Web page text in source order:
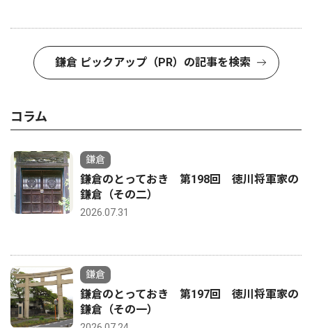
鎌倉 ピックアップ（PR）の記事を検索
コラム
鎌倉
鎌倉のとっておき 第198回 徳川将軍家の
鎌倉（その二）
2026.07.31
鎌倉
鎌倉のとっておき 第197回 徳川将軍家の
鎌倉（その一）